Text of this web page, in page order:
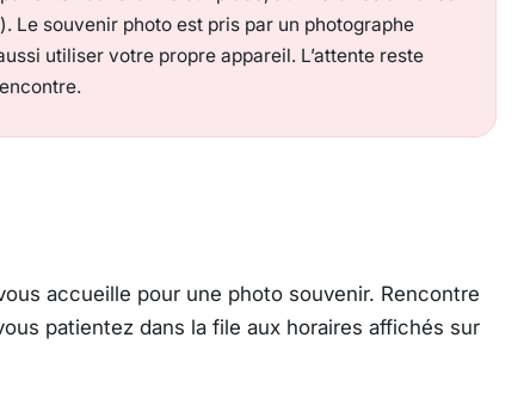
Le souvenir photo est pris par un photographe
utiliser votre propre appareil. L’attente reste
accueille pour une photo souvenir. Rencontre
patientez dans la file aux horaires affichés sur